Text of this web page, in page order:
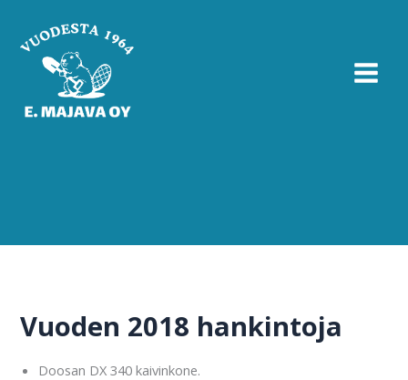
sisältöön
Vuoden 2018 hankintoja
Doosan DX 340 kaivinkone.